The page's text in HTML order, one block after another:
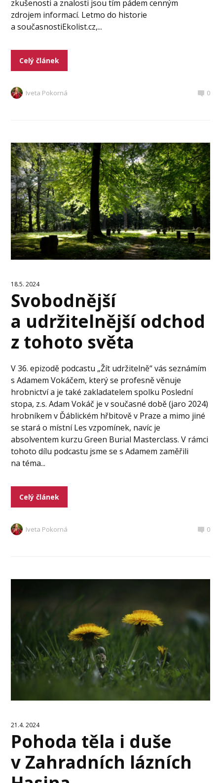
zkušenosti a znalosti jsou tím pádem cenným
zdrojem informací. Letmo do historie
a současnostiEkolist.cz,...
Celý článek
Iveta Pokorná 0
18.5. 2024
Svobodnější
a udržitelnější odchod
z tohoto světa
V 36. epizodě podcastu „Žít udržitelně“ vás seznámím
s Adamem Vokáčem, který se profesně věnuje
hrobnictví a je také zakladatelem spolku Poslední
stopa, z.s. Adam Vokáč je v současné době (jaro 2024)
hrobníkem v Ďáblickém hřbitově v Praze a mimo jiné
se stará o místní Les vzpomínek, navíc je
absolventem kurzu Green Burial Masterclass. V rámci
tohoto dílu podcastu jsme se s Adamem zaměřili
na téma...
Celý článek
Iveta Pokorná 0
21.4. 2024
Pohoda těla i duše
v Zahradních lázních